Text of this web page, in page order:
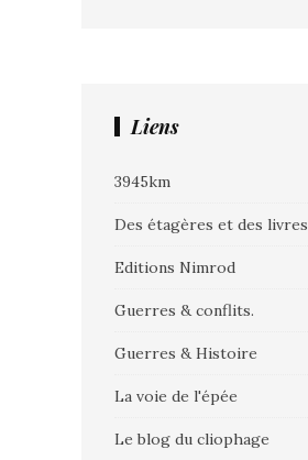
Liens
3945km
Des étagères et des livres
Editions Nimrod
Guerres & conflits.
Guerres & Histoire
La voie de l'épée
Le blog du cliophage